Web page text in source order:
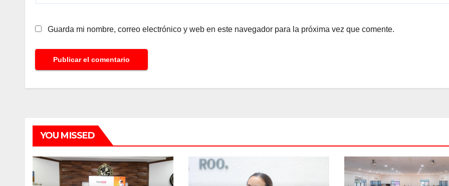
Guarda mi nombre, correo electrónico y web en este navegador para la próxima vez que comente.
YOU MISSED